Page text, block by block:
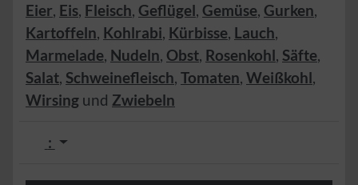
Eier, Eis, Fleisch, Geflügel, Gemüse, Gurken,
Kartoffeln, Kohlrabi, Kürbisse, Lauch,
Marmelade, Nudeln, Obst, Rosenkohl, Säfte,
Salat, Schweinefleisch, Tomaten, Weißkohl,
Wirsing und Zwiebeln
: